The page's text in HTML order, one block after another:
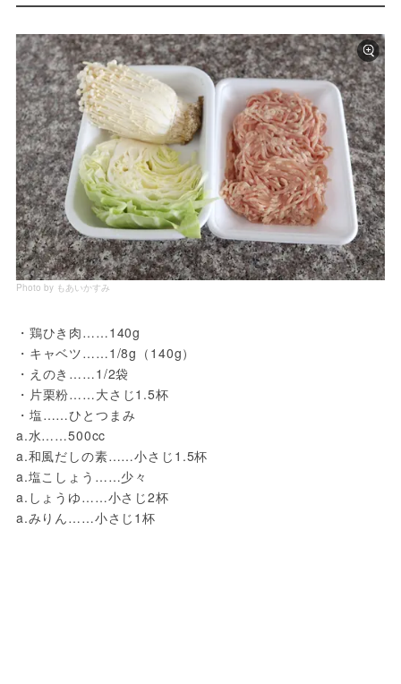
Photo by もあいかすみ
・鶏ひき肉……140g
・キャベツ……1/8g（140g）
・えのき……1/2袋
・片栗粉……大さじ1.5杯
・塩……ひとつまみ
a.水……500cc
a.和風だしの素……小さじ1.5杯
a.塩こしょう……少々
a.しょうゆ……小さじ2杯
a.みりん……小さじ1杯